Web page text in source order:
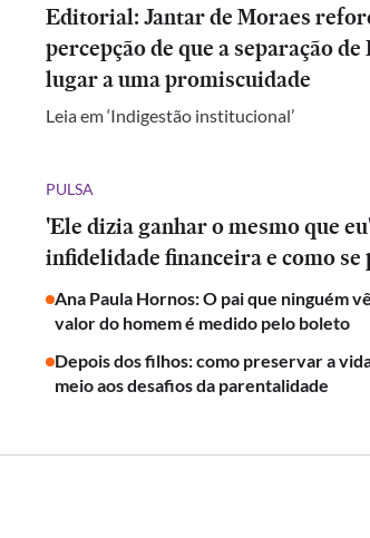
Editorial: Jantar de Moraes
percepção de que a separação
lugar a uma promiscuidade
Leia em ‘Indigestão institucional’
PULSA
'Ele dizia ganhar o mesmo que
infidelidade financeira e como se
Ana Paula Hornos: O pai que ninguém
valor do homem é medido pelo boleto
Depois dos filhos: como preservar a
meio aos desafios da parentalidade